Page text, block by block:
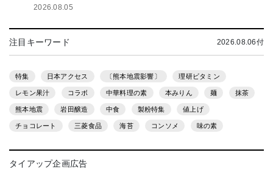
2026.08.05
注目キーワード 2026.08.06付
特集 日本アクセス 〔熊本地震影響〕 理研ビタミン
レモン果汁 コラボ 中華料理の素 本みりん 麺 抹茶
熊本地震 岩田醸造 中食 製粉特集 値上げ
チョコレート 三菱食品 海苔 コンソメ 味の素
タイアップ企画広告